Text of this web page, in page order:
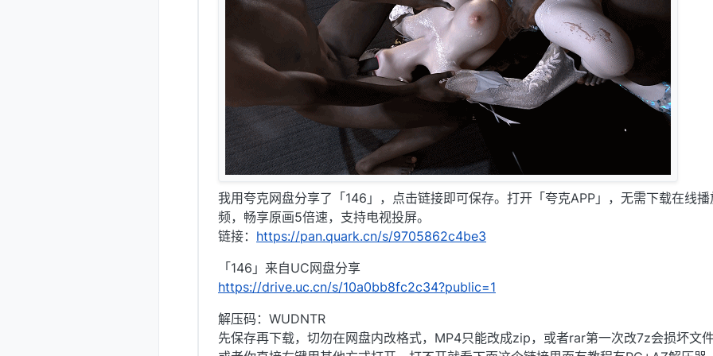
我用夸克网盘分享了「146」，点击链接即可保存。打开「夸克APP」，无需下载在线播
频，畅享原画5倍速，支持电视投屏。
链接： https://pan.quark.cn/s/9705862c4be3
「146」来自UC网盘分享
https://drive.uc.cn/s/10a0bb8fc2c34?public=1
解压码：WUDNTR
先保存再下载，切勿在网盘内改格式，MP4只能改成zip，或者rar第一次改7z会损坏文